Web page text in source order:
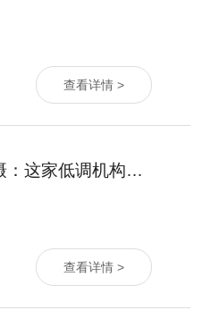
查看详情 >
揭秘旅游景区VR全景拍摄：这家低调机构如何打造沉浸式体验？
查看详情 >